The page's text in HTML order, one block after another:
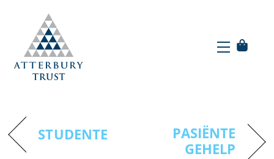
content
Menu
JAAR
STUDENTE
PASIËNTE
GEHELP